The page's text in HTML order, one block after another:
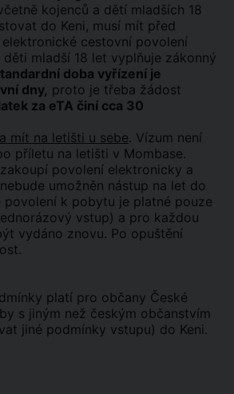
kojenců a dětí mladších 18
do Keni, musí mít před
cestovní povolení
děti mladší 18 let vyplňuje zákonný
doba vyřízení je
dny, proto je třeba žádost
za eTA činí cca 30
mít na letišti u sebe. Vízum není
příletu na letišti v Mombase.
povolení elektronicky a
umožněn nástup na let do
povolení k pobytu je platné pouze
vstup) a pro každou
vydáno znovu. Po opuštění
platí pro občany České
s jiným než českým občanstvím
jiné podmínky vstupu) do Keni.